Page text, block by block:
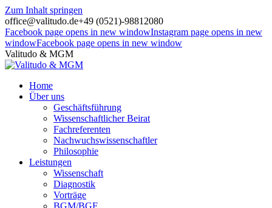
Zum Inhalt springen
office@valitudo.de+49 (0521)-98812080
Facebook page opens in new windowInstagram page opens in new
windowFacebook page opens in new window
Valitudo & MGM
Home
Über uns
Geschäftsführung
Wissenschaftlicher Beirat
Fachreferenten
Nachwuchswissenschaftler
Philosophie
Leistungen
Wissenschaft
Diagnostik
Vorträge
BGM/BGF